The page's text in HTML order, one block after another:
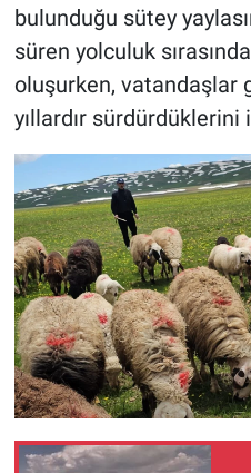
bulunduğu sütey
süren yolculuk
oluşurken, vatandaşlar
yıllardır